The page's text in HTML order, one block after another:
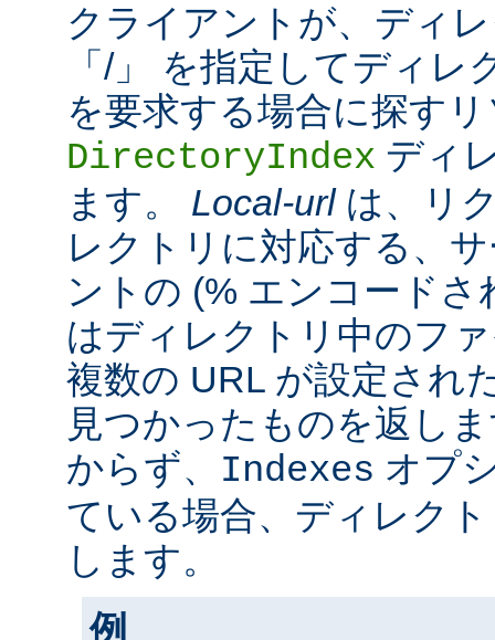
クライアントが、ディ
「/」 を指定してディ
を要求する場合に探す
DirectoryIndex ディ
ます。 Local-urlは、リ
レクトリに対応する、
ントの (% エンコードさ
はディレクトリ中のフ
複数の URL が設定され
見つかったものを返し
からず、 Indexes オプ
ている場合、ディレク
します。
例